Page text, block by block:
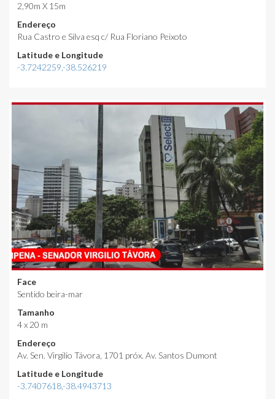
2,90m X 15m
Endereço
Rua Castro e Silva esq c/ Rua Floriano Peixoto
Latitude e Longitude
-3.7242259,-38.526219
Face
Sentido beira-mar
Tamanho
4 x 20 m
Endereço
Av. Sen. Virgilio Távora, 1701 próx. Av. Santos Dumont
Latitude e Longitude
-3.7407618,-38.4943713